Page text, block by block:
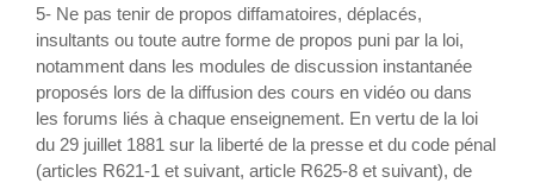
5- Ne pas tenir de propos diffamatoires, déplacés,
insultants ou toute autre forme de propos puni par la loi,
notamment dans les modules de discussion instantanée
proposés lors de la diffusion des cours en vidéo ou dans
les forums liés à chaque enseignement. En vertu de la loi
du 29 juillet 1881 sur la liberté de la presse et du code pénal
(articles R621-1 et suivant, article R625-8 et suivant), de